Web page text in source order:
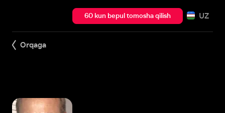
60 kun bepul tomosha qilish UZ
Orqaga